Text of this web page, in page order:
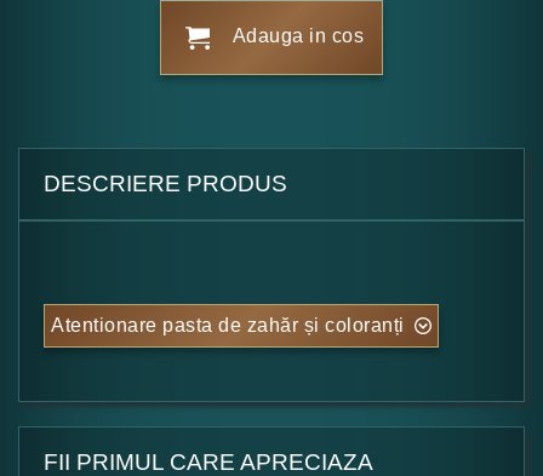
Adauga in cos
DESCRIERE PRODUS
Atentionare pasta de zahăr și coloranți
FII PRIMUL CARE APRECIAZA